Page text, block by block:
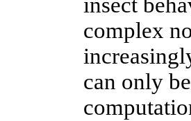
insect
complex
can only